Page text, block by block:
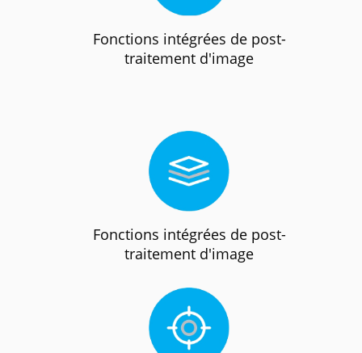
Fonctions intégrées de post-
traitement d'image
Fonctions intégrées de post-
traitement d'image